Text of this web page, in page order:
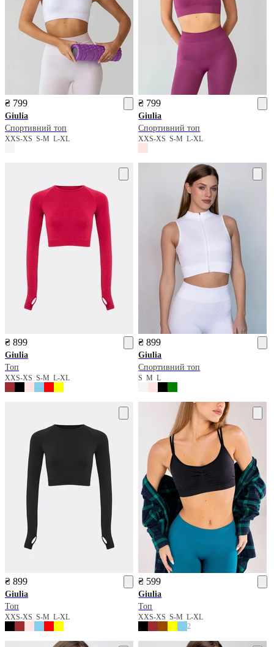
₴ 799
Giulia
Спортивний топ
XXS-XS S-M L-XL
₴ 799
Giulia
Спортивний топ
XXS-XSS-ML-XL
₴ 899
Giulia
Топ
XXS-XS S-M L-XL
₴ 899
Giulia
Спортивний топ
SML
₴ 899
Giulia
Топ
XXS-XS S-M L-XL
₴ 599
Giulia
Топ
XXS-XSS-ML-XL
2